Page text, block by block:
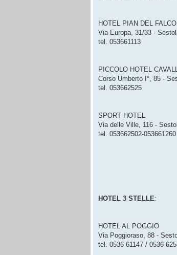
HOTEL PIAN DEL
Via Europa, 31/33 -
tel. 053661113
PICCOLO HOTEL
Corso Umberto I°, 85 -
tel. 053662525
SPORT HOTEL
Via delle Ville, 116 -
tel. 053662502-053661260
HOTEL 3 STELLE:
HOTEL AL POGGIO
Via Poggioraso, 88 -
tel. 0536 61147 / 0536